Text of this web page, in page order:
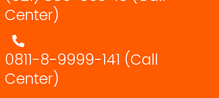
Center)
0811-8-9999-141 (Call
Center)